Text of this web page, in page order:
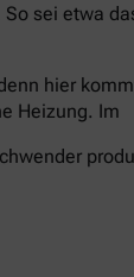
sei etwa
hier
Heizung. Im